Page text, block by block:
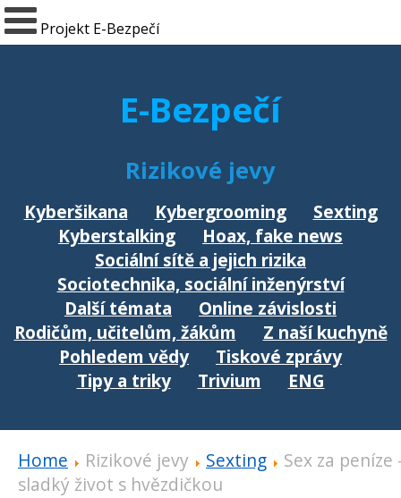
Projekt E-Bezpečí
E-Bezpečí
Rizikové jevy
Kyberšikana Kybergrooming
Sexting
Kyberstalking
Hoax, fake news
Sociální sítě a jejich rizika
Sociotechnika, sociální inženýrství
Další témata
Online závislosti
Rodičům, učitelům, žákům
Z naší kuchyně
Pohledem vědy
Tiskové zprávy
Tipy a triky
Trivium ENG
Home Rizikové jevy Sexting
Sex za peníze
sladký život s hvězdičkou